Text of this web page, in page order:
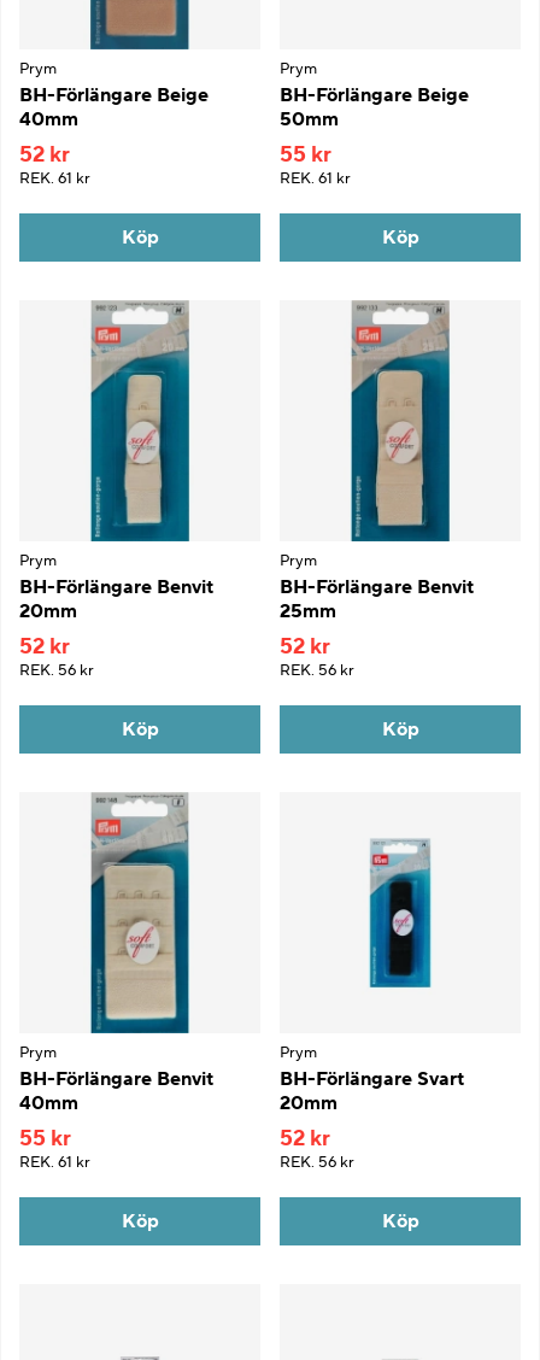
Prym
BH-Förlängare Beige
40mm
52 kr
REK. 61 kr
Köp
Prym
BH-Förlängare Beige
50mm
55 kr
REK. 61 kr
Köp
Prym
BH-Förlängare Benvit
20mm
52 kr
REK. 56 kr
Köp
Prym
BH-Förlängare Benvit
25mm
52 kr
REK. 56 kr
Köp
Prym
BH-Förlängare Benvit
40mm
55 kr
REK. 61 kr
Köp
Prym
BH-Förlängare Svart
20mm
52 kr
REK. 56 kr
Köp